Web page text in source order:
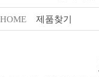
HOME 제품찾기